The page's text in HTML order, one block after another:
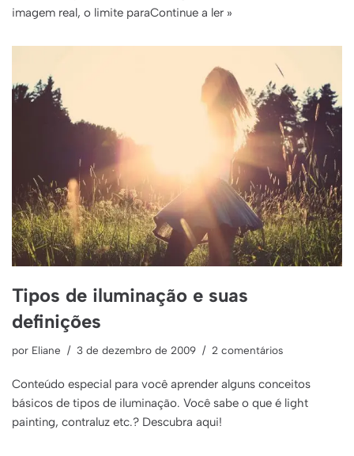
imagem real, o limite paraContinue a ler »
Tipos de iluminação e suas
definições
por Eliane 3 de dezembro de 2009 2 comentários
Conteúdo especial para você aprender alguns conceitos
básicos de tipos de iluminação. Você sabe o que é light
painting, contraluz etc.? Descubra aqui!